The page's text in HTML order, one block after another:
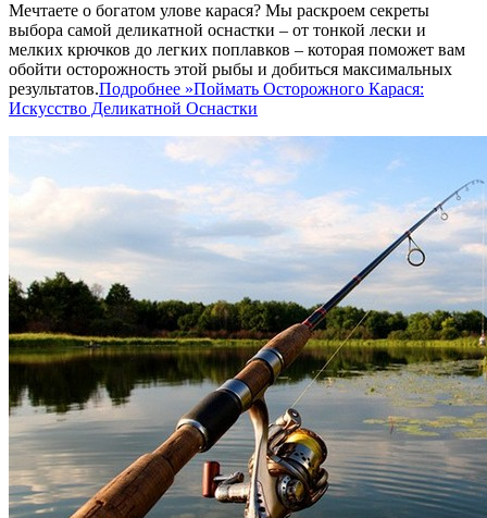
Мечтаете о богатом улове карася? Мы раскроем секреты
выбора самой деликатной оснастки – от тонкой лески и
мелких крючков до легких поплавков – которая поможет вам
обойти осторожность этой рыбы и добиться максимальных
результатов.Подробнее »Поймать Осторожного Карася:
Искусство Деликатной Оснастки